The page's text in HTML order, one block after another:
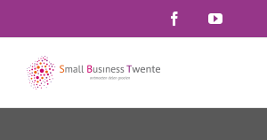
inhoud
FacebookYouTube